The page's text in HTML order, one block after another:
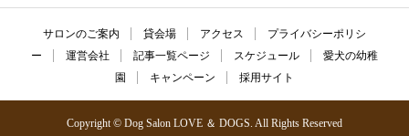
サロンのご案内 貸会場 アクセス
プライバシーポリシ
ー
運営会社 記事一覧ページ スケジュール
愛犬の幼稚
園
キャンペーン 採用サイト
Copyright © Dog Salon LOVE ＆ DOGS. All Rights Reserved